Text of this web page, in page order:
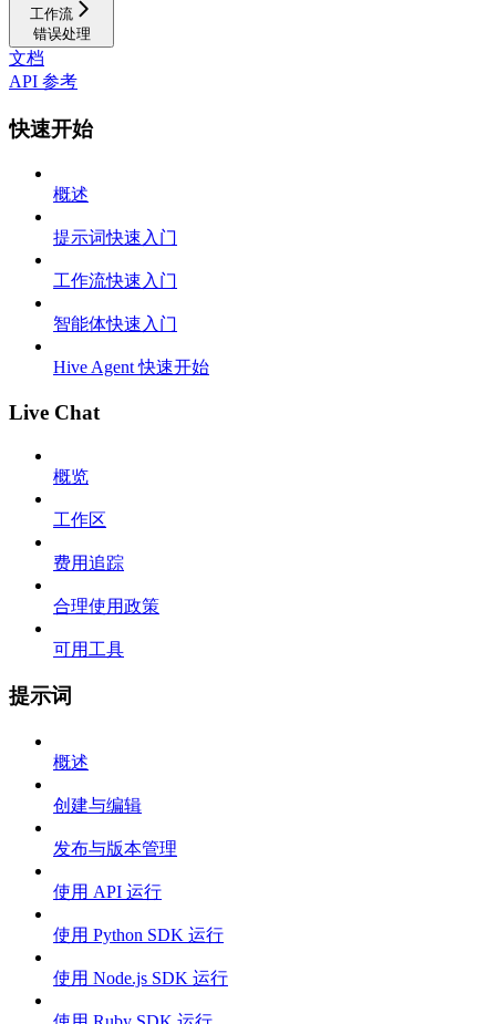
工作流
错误处理
文档
API 参考
快速开始
概述
提示词快速入门
工作流快速入门
智能体快速入门
Hive Agent 快速开始
Live Chat
概览
工作区
费用追踪
合理使用政策
可用工具
提示词
概述
创建与编辑
发布与版本管理
使用 API 运行
使用 Python SDK 运行
使用 Node.js SDK 运行